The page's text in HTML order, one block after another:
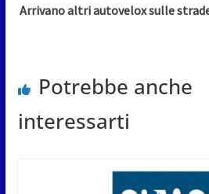
Arrivano altri autovelox sulle
Potrebbe anche
interessarti